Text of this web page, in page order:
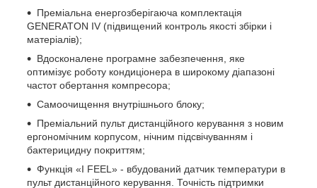
Преміальна енергозберігаюча комплектація
GENERATON IV (підвищений контроль якості збірки і
матеріалів);
Вдосконалене програмне забезпечення, яке
оптимізує роботу кондиціонера в широкому діапазоні
частот обертання компресора;
Самоочищення внутрішнього блоку;
Преміальний пульт дистанційного керування з новим
ергономічним корпусом, нічним підсвічуванням і
бактерицидну покриттям;
Функція «I FEEL» - вбудований датчик температури в
пульт дистанційного керування. Точність підтримки